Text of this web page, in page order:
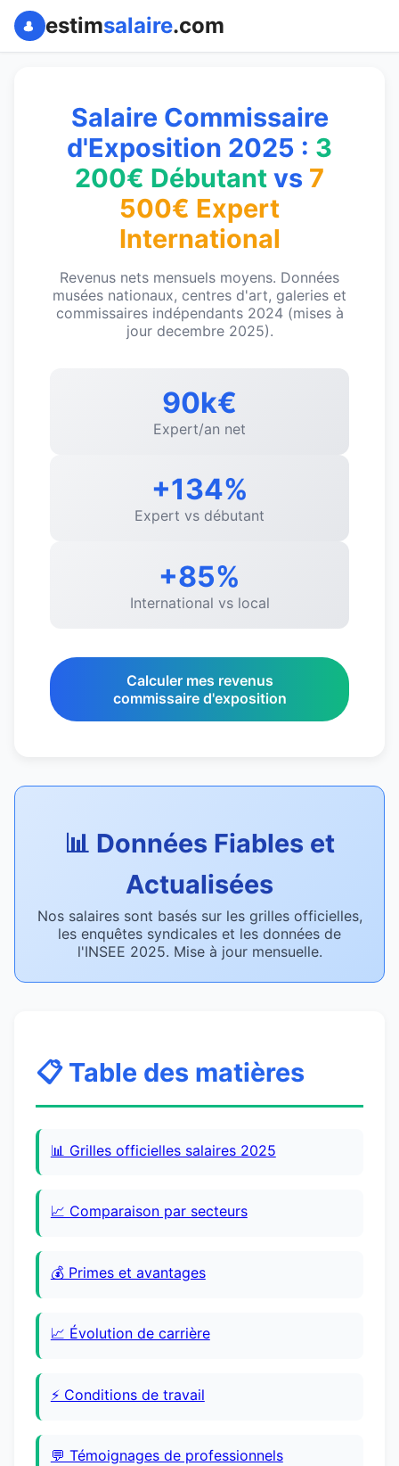
estimsalaire.com
Salaire Commissaire
d'Exposition 2025 : 3
200€ Débutant vs 7
500€ Expert
International
Revenus nets mensuels moyens. Données
musées nationaux, centres d'art, galeries et
commissaires indépendants 2024 (mises à
jour decembre 2025).
90k€
Expert/an net
+134%
Expert vs débutant
+85%
International vs local
Calculer mes revenus
commissaire d'exposition
📊 Données Fiables et
Actualisées
Nos salaires sont basés sur les grilles officielles,
les enquêtes syndicales et les données de
l'INSEE 2025. Mise à jour mensuelle.
📋 Table des matières
📊 Grilles officielles salaires 2025
📈 Comparaison par secteurs
💰 Primes et avantages
📈 Évolution de carrière
⚡ Conditions de travail
💬 Témoignages de professionnels